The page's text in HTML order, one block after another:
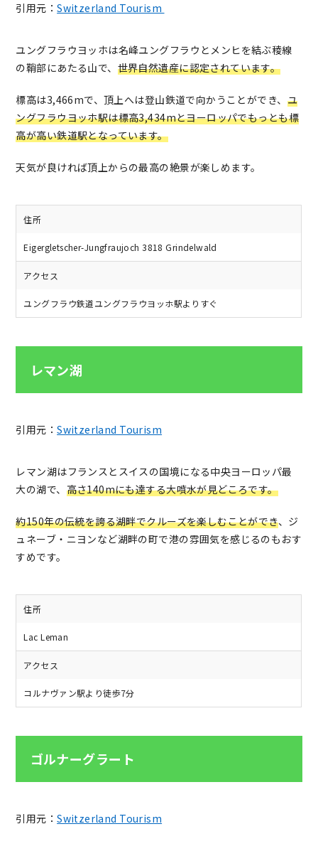
引用元：Switzerland Tourism
ユングフラウヨッホは名峰ユングフラウとメンヒを結ぶ稜線
の鞘部にあたる山で、 世界自然遺産に認定されています。
標高は3,466mで、頂上へは登山鉄道で向かうことができ、 ユ
ングフラウヨッホ駅は標高3,434mとヨーロッパでもっとも標
高が高い鉄道駅となっています。
天気が良ければ頂上からの最高の絶景が楽しめます。
住所
Eigergletscher-Jungfraujoch 3818 Grindelwald
アクセス
ユングフラウ鉄道ユングフラウヨッホ駅よりすぐ
レマン湖
引用元：Switzerland Tourism
レマン湖はフランスとスイスの国境になる中央ヨーロッパ最
大の湖で、 高さ140mにも達する大噴水が見どころです。
約150年の伝統を誇る湖畔でクルーズを楽しむことができ、ジ
ュネーブ・ニヨンなど湖畔の町で港の雰囲気を感じるのもおす
すめです。
住所
Lac Leman
アクセス
コルナヴァン駅より徒歩7分
ゴルナーグラート
引用元：Switzerland Tourism